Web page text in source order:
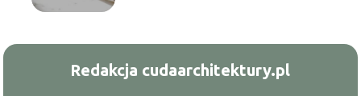
Redakcja cudaarchitektury.pl